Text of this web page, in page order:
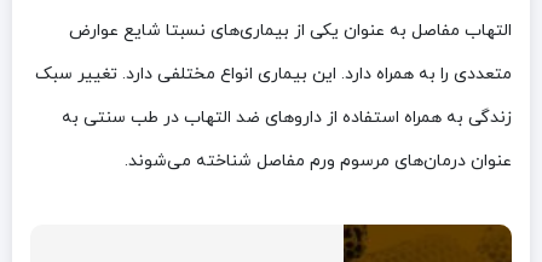
التهاب مفاصل به عنوان یکی از بیماری‌های نسبتا شایع عوارض
متعددی را به همراه دارد. این بیماری انواع مختلفی دارد. تغییر سبک
زندگی به همراه استفاده از داروهای ضد التهاب در طب سنتی به
عنوان درمان‌های مرسوم ورم مفاصل شناخته می‌شوند.